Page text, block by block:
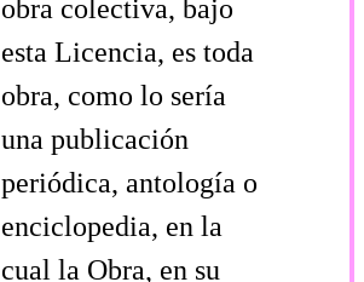
obra colectiva, bajo
esta Licencia, es toda
obra, como lo sería
una publicación
periódica, antología o
enciclopedia, en la
cual la Obra, en su